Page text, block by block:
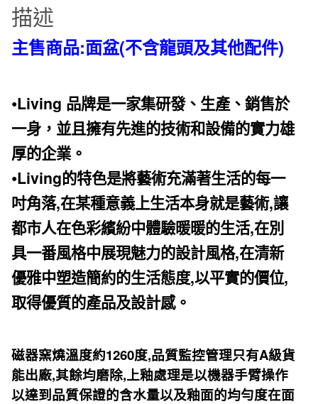
國
LIVING
2630
盆
描述
主售商品:面盆(不含龍頭及其他配件)
•Living 品牌是一家集研發、生產、銷售於
一身，並且擁有先進的技術和設備的實力雄
厚的企業。
•Living的特色是將藝術充滿著生活的每一
吋角落,在某種意義上生活本身就是藝術,讓
都市人在色彩繽紛中體驗暖暖的生活,在別
具一番風格中展現魅力的設計風格,在清新
優雅中塑造簡約的生活態度,以平實的價位,
取得優質的產品及設計感。
磁器窯燒溫度約1260度,品質監控管理只有A級貨
能出廠,其餘均磨除,上釉處理是以機器手臂操作
以達到品質保證的含水量以及釉面的均勻度在面